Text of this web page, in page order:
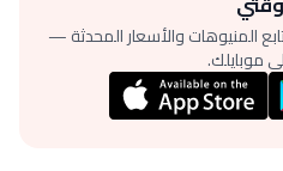
المنيوهات والأسعار المحدثة —
موبايلك.